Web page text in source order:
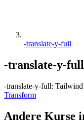
-translate-y-full
-translate-y-full
-translate-y-full: Tailwind
Transform
Andere Kurse